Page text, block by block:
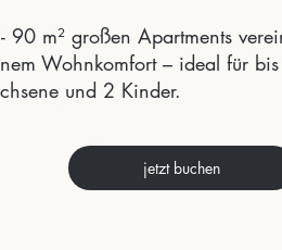
90 m² großen Apartments
Wohnkomfort – ideal für
und 2 Kinder.
jetzt buchen